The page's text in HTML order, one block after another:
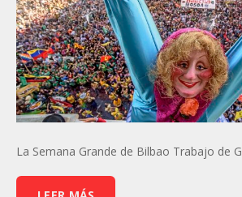
La Semana Grande de Bilbao Trabajo de